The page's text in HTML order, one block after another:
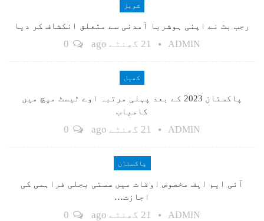
شوبز
رجب بٹ نے اپنی ہوشربا آمدنی سے متعلق انکشاف کر دیا
ADMIN 21 گھنٹے ago
کھیل
پاکستان 2023 کے بعد پہلی مرتبہ اوے ٹیسٹ میچ میں
کامیاب
ADMIN 21 گھنٹے ago
پاکستان
آئی ایم ایف مخصوص اوقات میں سستی بجلی فراہمی کی
اجازت…
ADMIN 21 گھنٹے ago